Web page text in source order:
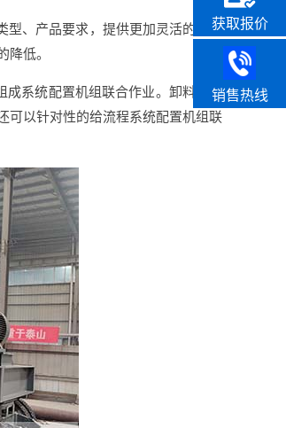
型、产品要求，提供更加灵活的工艺
降低。
成系统配置机组联合作业。卸料斗侧
可以针对性的给流程系统配置机组联
获取报价
销售热线